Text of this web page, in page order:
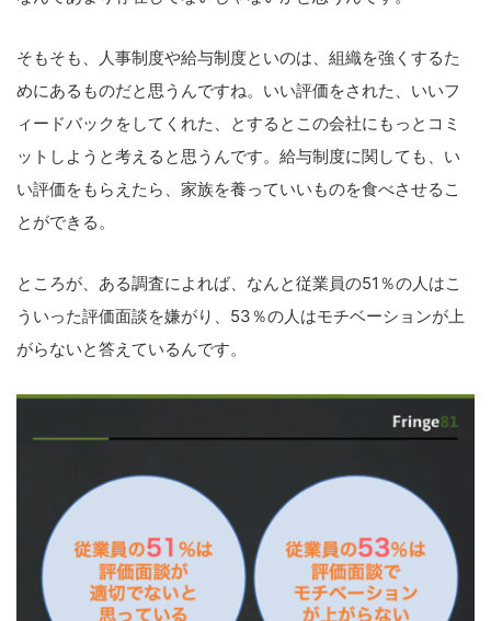
そもそも、人事制度や給与制度といのは、組織を強くするた
めにあるものだと思うんですね。いい評価をされた、いいフ
ィードバックをしてくれた、とするとこの会社にもっとコミ
ットしようと考えると思うんです。給与制度に関しても、い
い評価をもらえたら、家族を養っていいものを食べさせるこ
とができる。
ところが、ある調査によれば、なんと従業員の51％の人はこ
ういった評価面談を嫌がり、53％の人はモチベーションが上
がらないと答えているんです。